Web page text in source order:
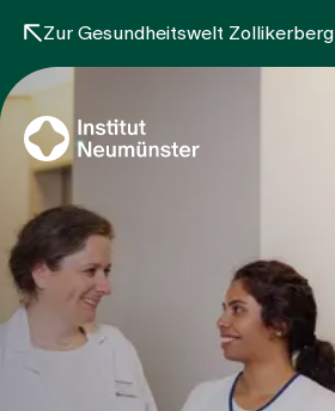
Zur Gesundheitswelt Zollikerberg